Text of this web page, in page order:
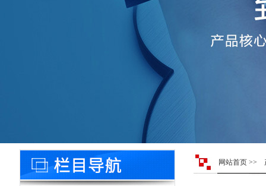
网站首页 >>